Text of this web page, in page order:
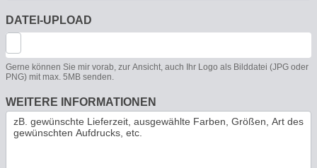
DATEI-UPLOAD
Gerne können Sie mir vorab, zur Ansicht, auch Ihr Logo als Bilddatei (JPG oder
PNG) mit max. 5MB senden.
WEITERE INFORMATIONEN